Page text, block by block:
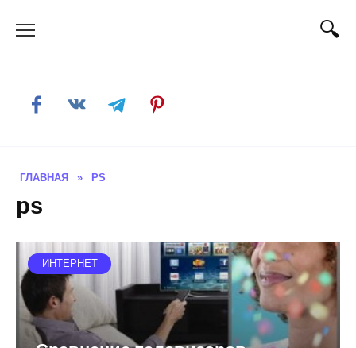
ГЛАВНАЯ » PS
ps
ИНТЕРНЕТ